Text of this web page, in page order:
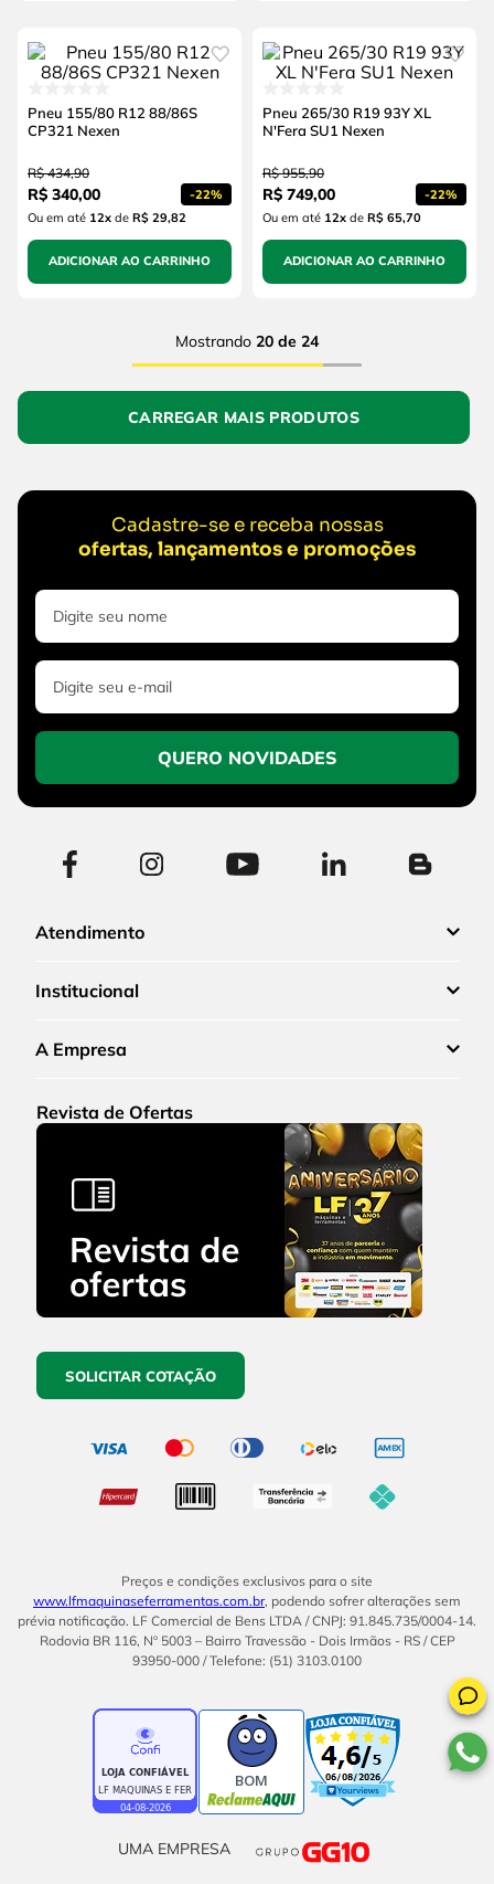
Pneu 155/80 R12 88/86S
CP321 Nexen
R$ 434,90
R$ 340,00 -22%
Ou em até 12xde R$ 29,82
ADICIONAR AO CARRINHO
Pneu 265/30 R19 93Y XL
N'Fera SU1 Nexen
R$ 955,90
R$ 749,00 -22%
Ou em até 12xde R$ 65,70
ADICIONAR AO CARRINHO
Mostrando 20 de 24
Cadastre-se e receba nossas
ofertas, lançamentos e promoções
QUERO NOVIDADES
Atendimento
Institucional
A Empresa
Revista de Ofertas
SOLICITAR COTAÇÃO
Preços e condições exclusivos para o site
www.lfmaquinaseferramentas.com.br, podendo sofrer alterações sem
prévia notificação. LF Comercial de Bens LTDA / CNPJ: 91.845.735/0004-14.
Rodovia BR 116, Nº 5003 – Bairro Travessão - Dois Irmãos - RS / CEP
93950-000 / Telefone: (51) 3103.0100
BOM
UMA EMPRESA